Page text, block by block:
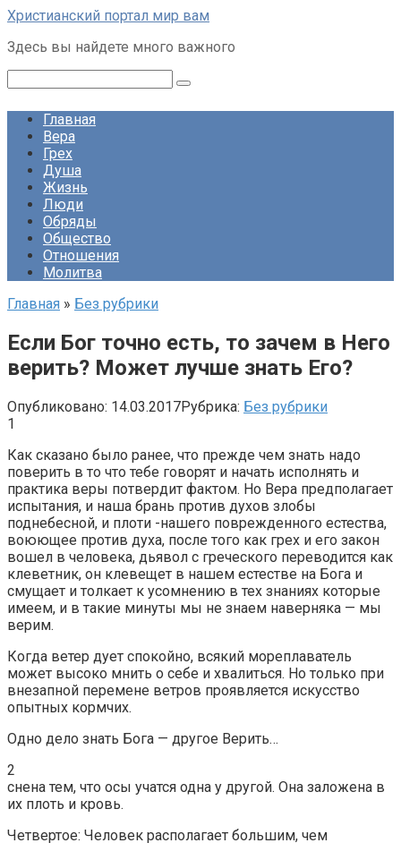
Перейти
контенту
Христианский портал мир вам
Здесь вы найдете много важного
Главная
Вера
Грех
Душа
Жизнь
Люди
Обряды
Общество
Отношения
Молитва
Главная » Без рубрики
Если Бог точно есть, то зачем в Него
верить? Может лучше знать Его?
Опубликовано: 14.03.2017Рубрика: Без рубрики
1
Как сказано было ранее, что прежде чем знать надо
поверить в то что тебе говорят и начать исполнять и
практика веры потвердит фактом. Но Вера предполагает
испытания, и наша брань против духов злобы
поднебесной, и плоти -нашего поврежденного естества,
воюющее против духа, после того как грех и его закон
вошел в человека, дьявол с греческого переводится как
клеветник, он клевещет в нашем естестве на Бога и
смущает и толкает к усомнению в тех знаниях которые
имеем, и в такие минуты мы не знаем наверняка — мы
верим.
Когда ветер дует спокойно, всякий мореплаватель
может высоко мнить о себе и хвалиться. Но только при
внезапной перемене ветров проявляется искусство
опытных кормчих.
Одно дело знать Бога — другое Верить…
2
снена тем, что осы учатся одна у другой. Она заложена в
их плоть и кровь.
Четвертое: Человек располагает большим, чем